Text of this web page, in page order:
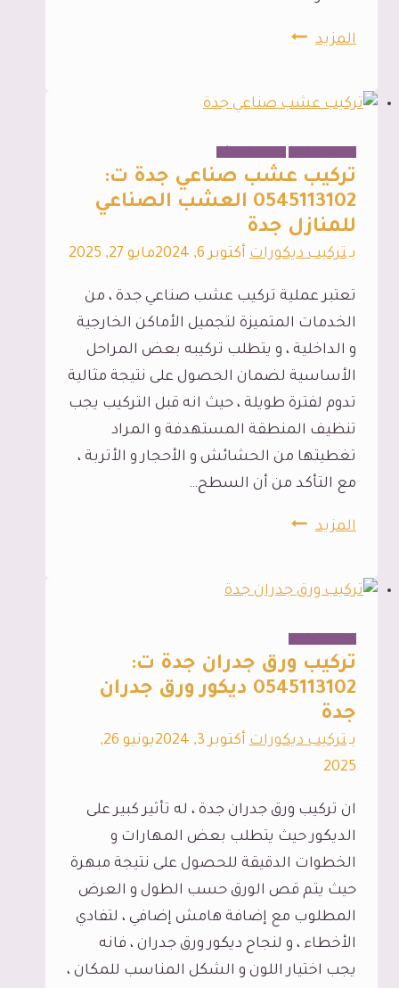
المزيدارضيات
جدة
من
افخم
الانواع
خاصة
اننا
بعمل
اعمال
الايبوكسي
في
تركيب عشب صناعي جدة ت:
0545113102 العشب الصناعي
للمنازل جدة
بـتركيب ديكورات أكتوبر 6, 2024 مايو 27, 2025
تعتبر عملية تركيب عشب صناعي جدة ، من
الخدمات المتميزة لتجميل الأماكن الخارجية
و الداخلية ، و يتطلب تركيبه بعض المراحل
الأساسية لضمان الحصول على نتيجة مثالية
تدوم لفترة طويلة ، حيث انه قبل التركيب يجب
تنظيف المنطقة المستهدفة و المراد
تغطيتها من الحشائش و الأحجار و الأتربة ،
مع التأكد من أن السطح…
المزيدتركيب
صناعي
ت:
0545113102
العشب
للمنازل
تركيب ورق جدران جدة ت:
0545113102 ديكور ورق جدران
جدة
بـتركيب ديكورات أكتوبر 3, 2024
يونيو 26,
2025
ان تركيب ورق جدران جدة ، له تأثير كبير على
الديكور حيث يتطلب بعض المهارات و
الخطوات الدقيقة للحصول على نتيجة مبهرة
حيث يتم قص الورق حسب الطول و العرض
المطلوب مع إضافة هامش إضافي ، لتفادي
الأخطاء ، و لنجاح ديكور ورق جدران ، فانه
يجب اختيار اللون و الشكل المناسب للمكان ،